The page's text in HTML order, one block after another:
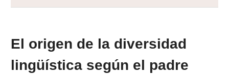
El origen de la diversidad
lingüística según el padre